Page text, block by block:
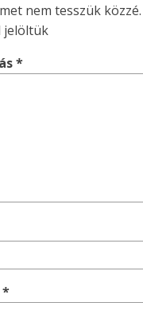
nem tesszük közzé.
jelöltük
*
*